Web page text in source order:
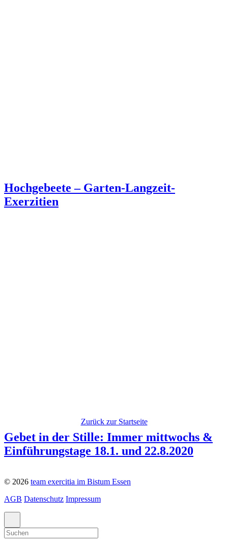
Hochgebeete – Garten-Langzeit-
Exerzitien
Gebet in der Stille: Immer mittwochs &
Einführungstage 18.1. und 22.8.2020
Zurück zur Startseite
© 2026 team exercitia im Bistum Essen
AGB Datenschutz Impressum